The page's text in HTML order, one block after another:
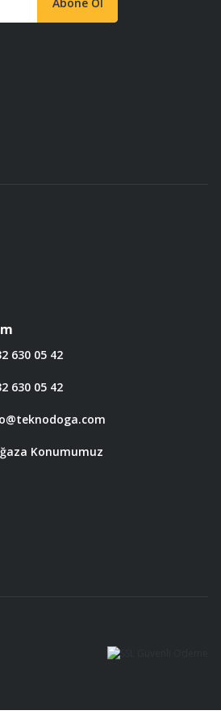
630 05 42
630 05 42
Konumumuz